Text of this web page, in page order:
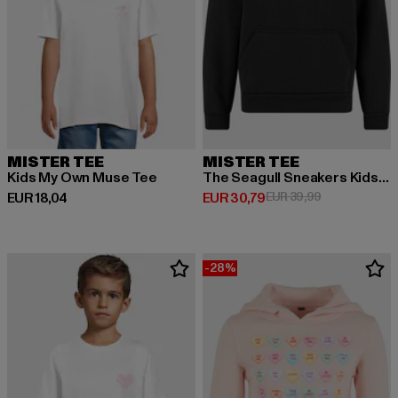
MISTER TEE
Kids My Own Muse Tee
EUR 18,04
Derzeitiger Preis: EUR 18,04
MISTER TEE
The Seagull Sneakers Kids Fluffy Hoody
EUR 30,79
Derzeitiger Preis: EUR 30,79
EUR 39,99Aktionspreis:
-28%